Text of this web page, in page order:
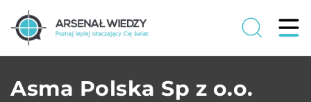
Asma Polska Sp z o.o.